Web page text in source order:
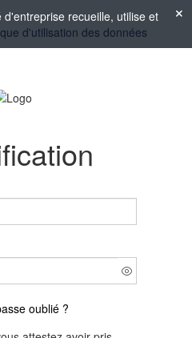
recueille, utilise et
d'utilisation des données
oublié ?